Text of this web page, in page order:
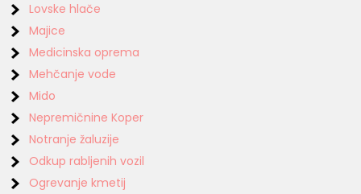
Lovske hlače
Majice
Medicinska oprema
Mehčanje vode
Mido
Nepremičnine Koper
Notranje žaluzije
Odkup rabljenih vozil
Ogrevanje kmetij